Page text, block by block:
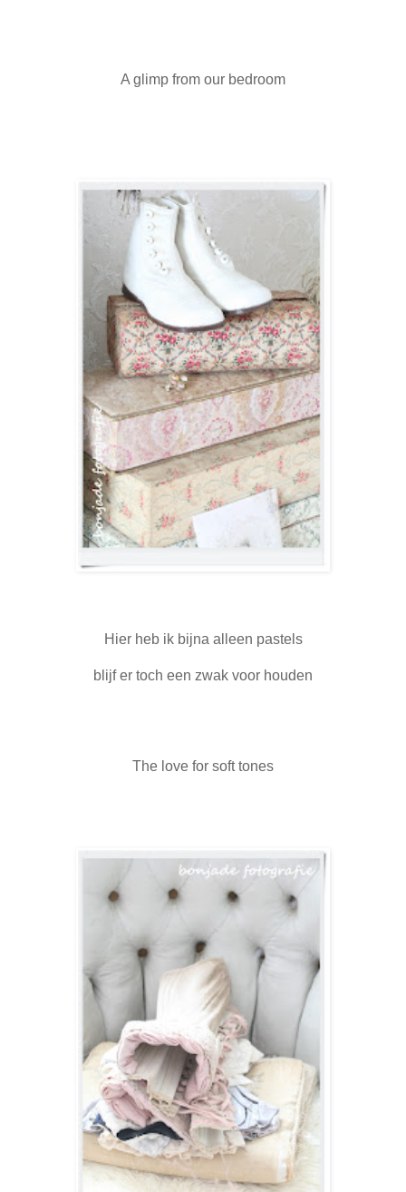
A glimp from our bedroom
Hier heb ik bijna alleen pastels
blijf er toch een zwak voor houden
The love for soft tones